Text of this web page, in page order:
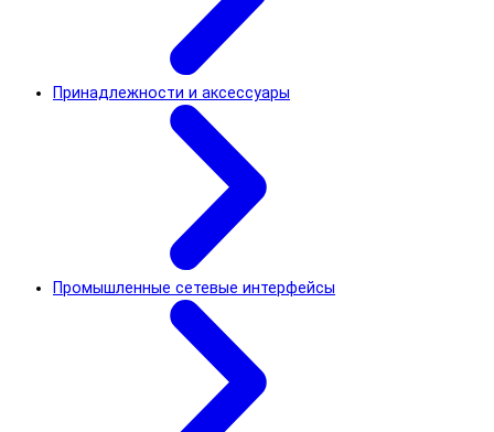
Принадлежности и аксессуары
Промышленные сетевые интерфейсы